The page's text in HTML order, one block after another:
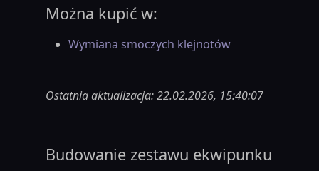
Można kupić w:
Wymiana smoczych klejnotów
Ostatnia aktualizacja: 22.02.2026, 15:40:07
Budowanie zestawu ekwipunku